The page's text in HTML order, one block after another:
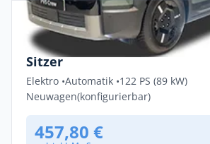
Privat & Gewerbe
Kia PV5 Passenger PLUS 51,5
Sitzer
Elektro •Automatik •122 PS (89 kW)
Neuwagen(konfigurierbar)
457,80 €